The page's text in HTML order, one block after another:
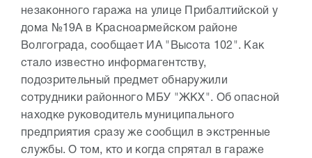
незаконного гаража на улице Прибалтийской у
дома №19А в Красноармейском районе
Волгограда, сообщает ИА "Высота 102". Как
стало известно информагентству,
подозрительный предмет обнаружили
сотрудники районного МБУ "ЖКХ". Об опасной
находке руководитель муниципального
предприятия сразу же сообщил в экстренные
службы. О том, кто и когда спрятал в гараже